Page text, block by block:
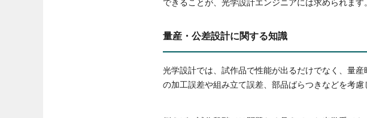
できることが、光学設計エンジニアには求められます。
量産・公差設計に関する知識
光学設計では、試作品で性能が出るだけでなく、量
の加工誤差や組み立て誤差、部品ばらつきなどを考